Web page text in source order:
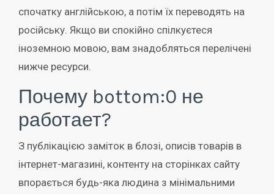
спочатку англійською, а потім їх переводять на
російську. Якщо ви спокійно спілкуєтеся
іноземною мовою, вам знадобляться перелічені
нижче ресурси.
Почему bottom:0 не
работает?
З публікацією заміток в блозі, описів товарів в
інтернет-магазині, контенту на сторінках сайту
впорається будь-яка людина з мінімальними